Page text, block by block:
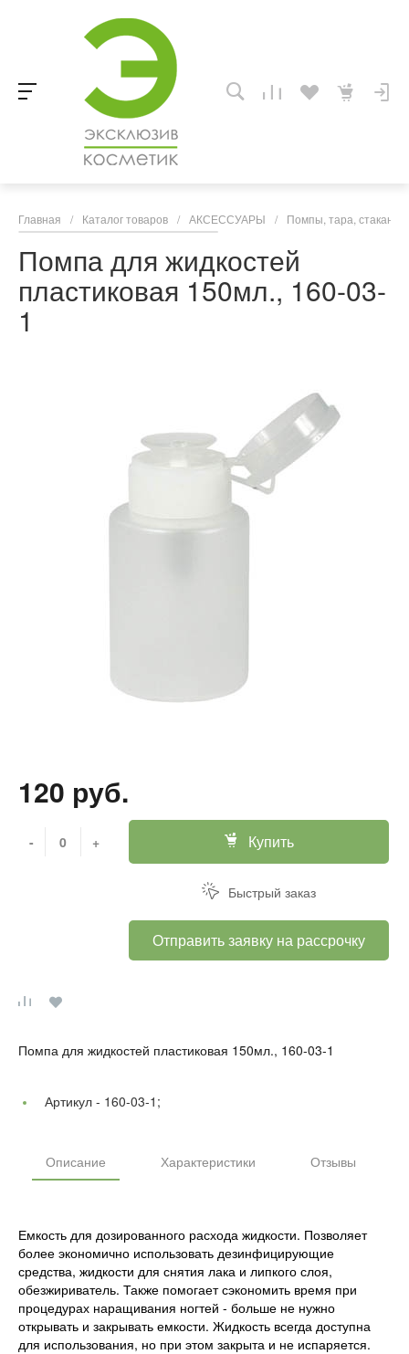
Главная / Каталог товаров / АКСЕССУАРЫ / Помпы, тара,
Помпа для жидкостей
пластиковая 150мл., 160-03-
1
120 руб.
- + Купить
Быстрый заказ
Отправить заявку на рассрочку
Помпа для жидкостей пластиковая 150мл., 160-03-1
Артикул - 160-03-1;
Описание Характеристики Отзывы
Емкость для дозированного расхода жидкости. Позволяет
более экономично использовать дезинфицирующие
средства, жидкости для снятия лака и липкого слоя,
обезжириватель. Также помогает сэкономить время при
процедурах наращивания ногтей - больше не нужно
открывать и закрывать емкости. Жидкость всегда доступна
для использования, но при этом закрыта и не испаряется.